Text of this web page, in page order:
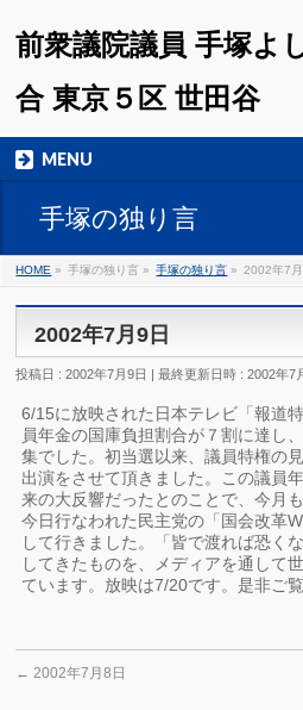
前衆議院議員 手塚よ
合 東京５区 世田谷
MENU
手塚の独り言
HOME » 手塚の独り言 » 手塚の独り言 » 2002年7月
2002年7月9日
投稿日 : 2002年7月9日 最終更新日時 : 2002年7
6/15に放映された日本テレビ「報道
員年金の国庫負担割合が７割に達し
集でした。初当選以来、議員特権の
出演をさせて頂きました。この議員
来の大反響だったとのことで、今月
今日行なわれた民主党の「国会改革
して行きました。「皆で渡れば恐く
してきたものを、メディアを通して
ています。放映は7/20です。是非ご
← 2002年7月8日